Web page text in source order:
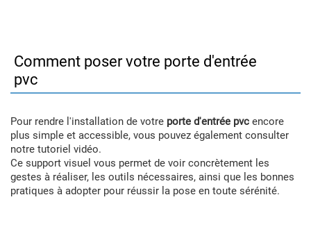
Comment poser votre porte d'entrée
pvc
Pour rendre l'installation de votre porte d'entrée pvc encore
plus simple et accessible, vous pouvez également consulter
notre tutoriel vidéo.
Ce support visuel vous permet de voir concrètement les
gestes à réaliser, les outils nécessaires, ainsi que les bonnes
pratiques à adopter pour réussir la pose en toute sérénité.